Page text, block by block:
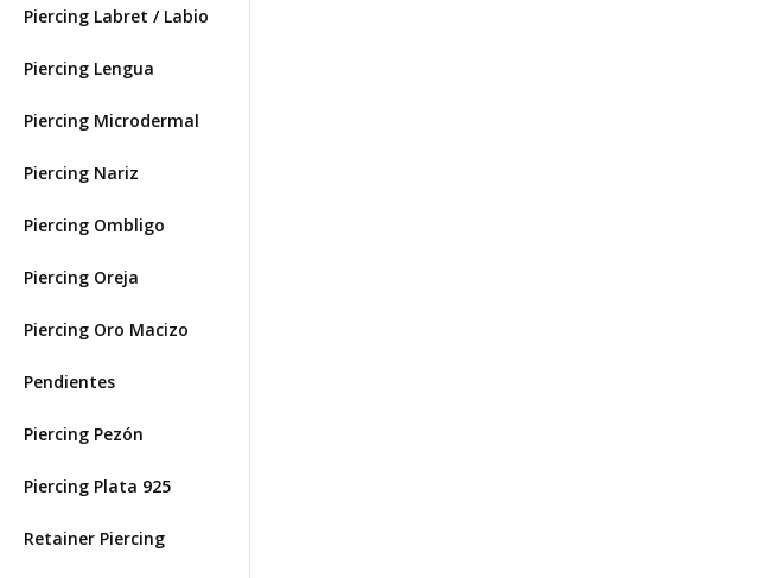
Piercing Labret / Labio
Piercing Lengua
Piercing Microdermal
Piercing Nariz
Piercing Ombligo
Piercing Oreja
Piercing Oro Macizo
Pendientes
Piercing Pezón
Piercing Plata 925
Retainer Piercing